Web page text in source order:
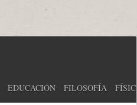
EDUCACIÓN FILOSOFÍA